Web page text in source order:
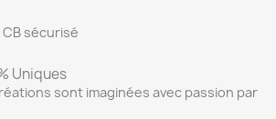
sécurisé
Uniques
sont imaginées avec passion par